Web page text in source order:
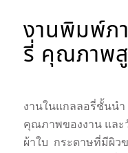
งานพิมพ์ภ
รี่ คุณภาพ
งานในแกลลอรี่ชั้นน
คุณภาพของงาน และ
ผ้าใบ กระดาษที่มีผิวข